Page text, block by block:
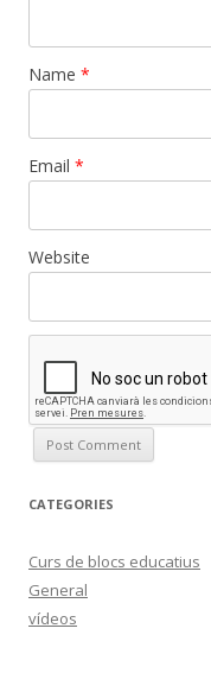
Name *
Email *
Website
CATEGORIES
Curs de blocs educatius
General
vídeos